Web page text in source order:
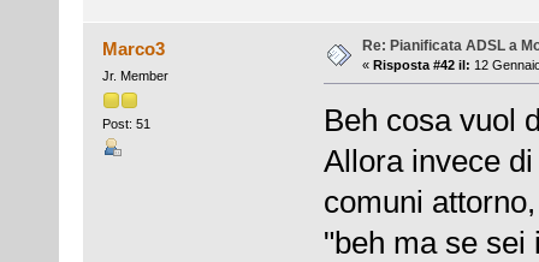
Marco3
Jr. Member
Post: 51
Re: Pianificata ADSL a
« Risposta #42 il: 12
Beh cosa vuol
Allora invece
comuni
"beh ma se sei